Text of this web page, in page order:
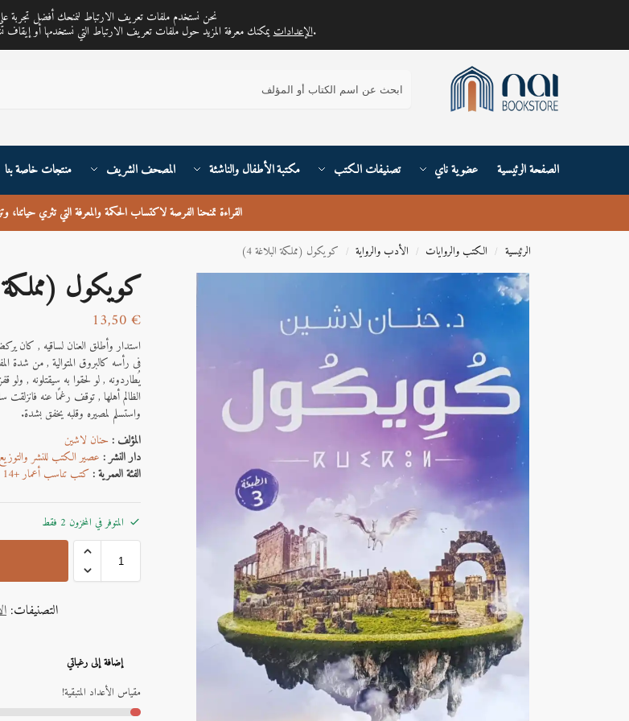
مكتبة ناي متجر لمبيع الكتب العربية تغطي خدمته جميع أنحاء
الصفحة الرئيسية عضوية ناي تصنيفات الكتب مكتبة الأطفال والناشئة المصحف الشريف منتجات خاصة بنا
القراءة تمنحنا الفرصة لاكتساب الحكمة والمعرفة التي تثري حياتنا،
الرئيسية / الكتب والروايات / الأدب والرواية / كويكول (مملكة البلاغة 4)
كويكول (مملكة
13,50€
استدار وأطلق العنان لساقيه , كان
فى رأسه كالبروق المتوالية , من شدة
يُطاردونه , لو لحقوا به سيقتلونه ,
الظالم أهلها , توقف رغمًا عنه
واستسلم لمصيره وقلبه يخفق بشدة.
المؤلف :حنان ﻻشين
دار النشر : عصير الكتب للنشر والتوزيع
الفئة العمرية :كتب تناسب أعمار +14
المتوفر في المخزون 2 فقط
التصنيفات:
t
e
إضافة إلى رغباتي
مقياس الأعداد المتبقية!
نحن نستخدم ملفات تعريف الارتباط لنمنحك أفضل تجربة
يمكنك معرفة المزيد حول ملفات تعريف الارتباط التي نستخدمها أو إيقاف تشغيلها فيالإعدادات.